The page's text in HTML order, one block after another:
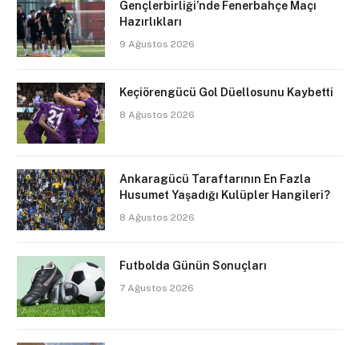
Gençlerbirliği’nde Fenerbahçe Maçı
Hazırlıkları
9 Ağustos 2026
Keçiörengücü Gol Düellosunu Kaybetti
8 Ağustos 2026
Ankaragücü Taraftarının En Fazla
Husumet Yaşadığı Kulüpler Hangileri?
8 Ağustos 2026
Futbolda Günün Sonuçları
7 Ağustos 2026